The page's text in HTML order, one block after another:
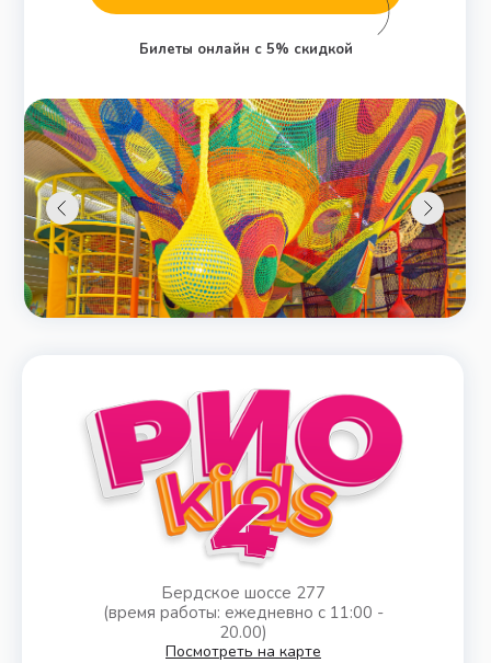
Билеты онлайн с 5% скидкой
Бердское шоссе 277
(время работы: ежедневно с 11:00 -
20.00)
Посмотреть на карте